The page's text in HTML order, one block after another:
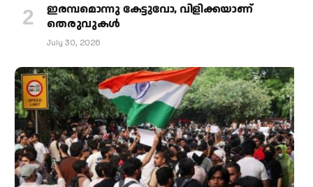
ഇരമ്പമൊന്നു കേട്ടുവോ, വിളിക്കയാണ്
തെരുവുകള്‍
July 30, 2026